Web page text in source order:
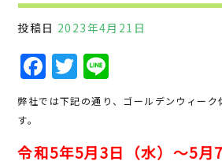
投稿日 2023年4月21日
F
a
c
e
T
w
it
te
n
e
弊社では下記の通り、ゴールデンウィーク
す。
令和5年5月3日（水）～5月7